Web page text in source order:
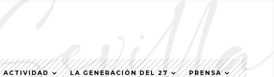
ACTIVIDAD LA GENERACIÓN DEL 27
PRENSA